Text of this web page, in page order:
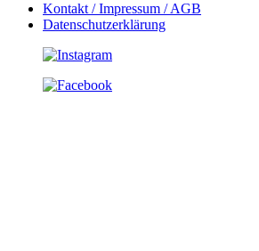
Kontakt / Impressum / AGB
Datenschutzerklärung